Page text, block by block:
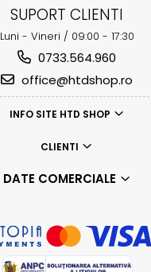
SUPORT CLIENTI
Luni - Vineri / 09:00 - 17:30
0733.564.960
office@htdshop.ro
INFO SITE HTD SHOP
CLIENTI
DATE COMERCIALE